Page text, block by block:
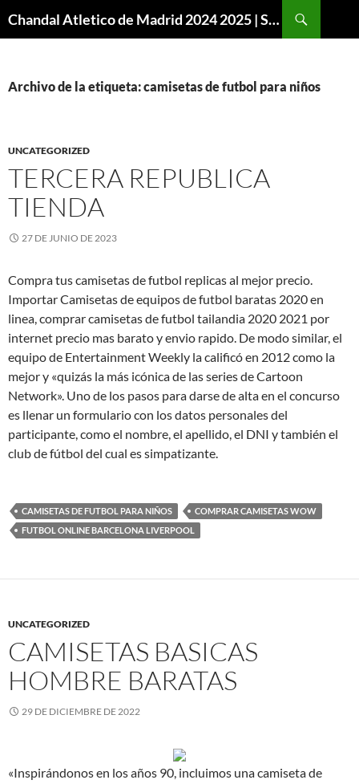
Chandal Atletico de Madrid 2024 2025 | SuperVigo
Archivo de la etiqueta: camisetas de futbol para niños
UNCATEGORIZED
TERCERA REPUBLICA
TIENDA
27 DE JUNIO DE 2023
Compra tus camisetas de futbol replicas al mejor precio.
Importar Camisetas de equipos de futbol baratas 2020 en
linea, comprar camisetas de futbol tailandia 2020 2021 por
internet precio mas barato y envio rapido. De modo similar, el
equipo de Entertainment Weekly la calificó en 2012 como la
mejor y «quizás la más icónica de las series de Cartoon
Network». Uno de los pasos para darse de alta en el concurso
es llenar un formulario con los datos personales del
participante, como el nombre, el apellido, el DNI y también el
club de fútbol del cual es simpatizante.
CAMISETAS DE FUTBOL PARA NIÑOS
COMPRAR CAMISETAS WOW
FUTBOL ONLINE BARCELONA LIVERPOOL
UNCATEGORIZED
CAMISETAS BASICAS
HOMBRE BARATAS
29 DE DICIEMBRE DE 2022
«Inspirándonos en los años 90, incluimos una camiseta de